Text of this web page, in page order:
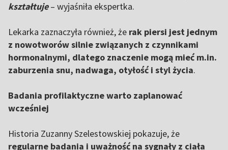
kształtuje– wyjaśniła ekspertka.
Lekarka zaznaczyła również, że rak piersi jest jednym
z nowotworów silnie związanych z czynnikami
hormonalnymi, dlatego znaczenie mogą mieć m.in.
zaburzenia snu, nadwaga, otyłość i styl życia.
Badania profilaktyczne warto zaplanować
wcześniej
Historia Zuzanny Szelestowskiej pokazuje, że
regularne badania i uważność na sygnały z ciała